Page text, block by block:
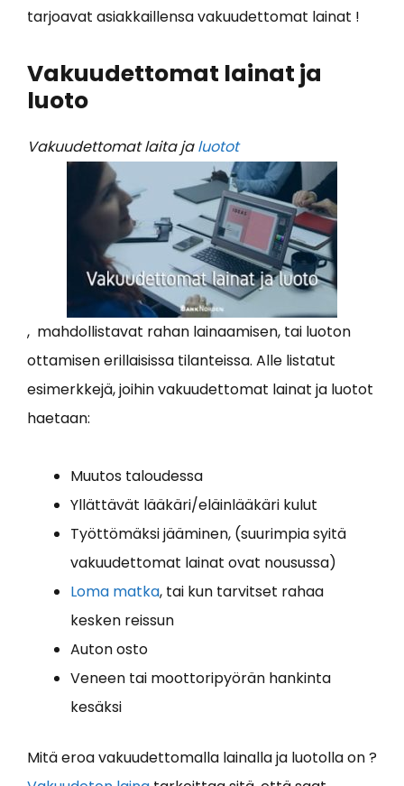
tarjoavat asiakkaillensa vakuudettomat lainat !
Vakuudettomat lainat ja
luoto
Vakuudettomat laita jaluotot
, mahdollistavat rahan lainaamisen, tai luoton
ottamisen erillaisissa tilanteissa. Alle listatut
esimerkkejä, joihin vakuudettomat lainat ja luotot
haetaan:
Muutos taloudessa
Yllättävät lääkäri/eläinlääkäri kulut
Työttömäksi jääminen, (suurimpia syitä
vakuudettomat lainat ovat nousussa)
Loma matka, tai kun tarvitset rahaa
kesken reissun
Auton osto
Veneen tai moottoripyörän hankinta
kesäksi
Mitä eroa vakuudettomalla lainalla ja luotolla on ?